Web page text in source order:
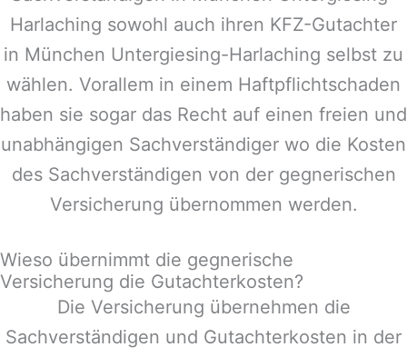
Harlaching sowohl auch ihren KFZ-Gutachter
in München Untergiesing-Harlaching selbst zu
wählen. Vorallem in einem Haftpflichtschaden
haben sie sogar das Recht auf einen freien und
unabhängigen Sachverständiger wo die Kosten
des Sachverständigen von der gegnerischen
Versicherung übernommen werden.
Wieso übernimmt die gegnerische
Versicherung die Gutachterkosten?
Die Versicherung übernehmen die
Sachverständigen und Gutachterkosten in der